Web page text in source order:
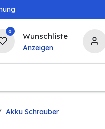
0 Wunschliste
Anzeigen
Akku Schrauber